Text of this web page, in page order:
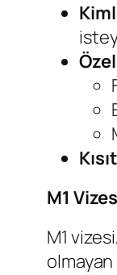
M1
M1
olmayan